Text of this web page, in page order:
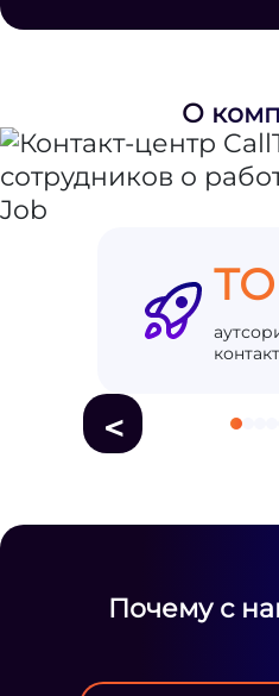
О
<
Почему с